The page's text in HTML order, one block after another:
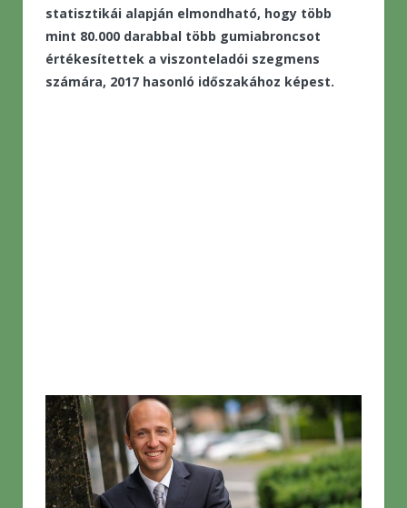
statisztikái alapján elmondható, hogy több
mint 80.000 darabbal több gumiabroncsot
értékesítettek a viszonteladói szegmens
számára, 2017 hasonló időszakához képest.